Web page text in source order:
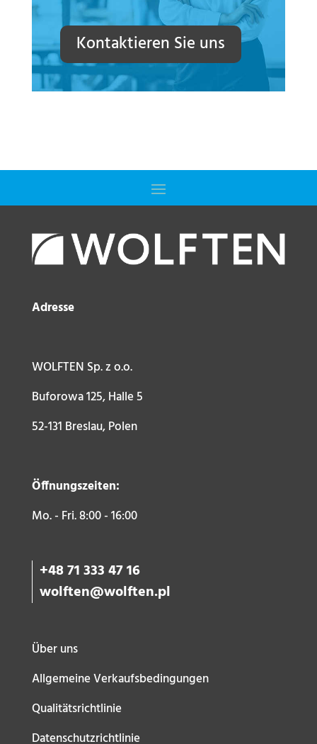
Kontaktieren Sie uns
Adresse
WOLFTEN Sp. z o.o.
Buforowa 125, Halle 5
52-131 Breslau, Polen
Öffnungszeiten:
Mo. - Fri. 8:00 - 16:00
+48 71 333 47 16
wolften@wolften.pl
Über uns
Allgemeine Verkaufsbedingungen
Qualitätsrichtlinie
Datenschutzrichtlinie